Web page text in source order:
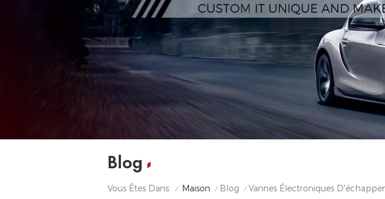
Blog
Vous Êtes Dans: / Maison / Blog /